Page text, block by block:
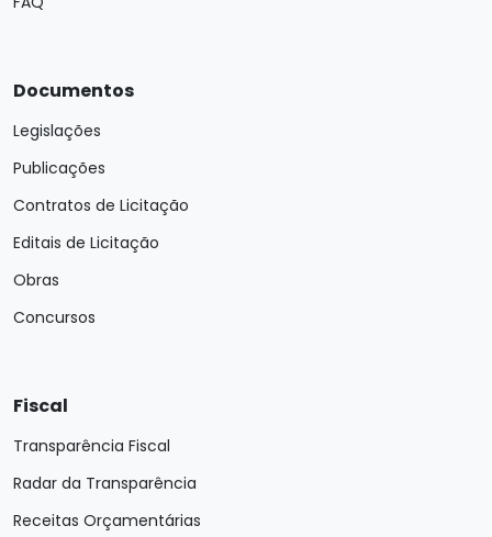
Documentos
Legislações
Publicações
Contratos de Licitação
Editais de Licitação
Obras
Concursos
Fiscal
Transparência Fiscal
Radar da Transparência
Receitas Orçamentárias